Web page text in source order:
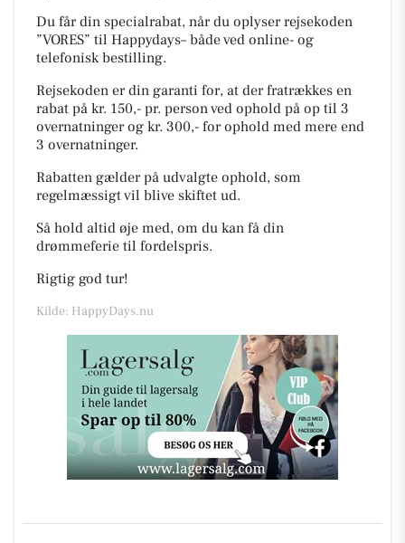
Du får din specialrabat, når du oplyser rejsekoden
”VORES” til Happydays– både ved online- og
telefonisk bestilling.
Rejsekoden er din garanti for, at der fratrækkes en
rabat på kr. 150,- pr. person ved ophold på op til 3
overnatninger og kr. 300,- for ophold med mere end
3 overnatninger.
Rabatten gælder på udvalgte ophold, som
regelmæssigt vil blive skiftet ud.
Så hold altid øje med, om du kan få din
drømmeferie til fordelspris.
Rigtig god tur!
Kilde: HappyDays.nu